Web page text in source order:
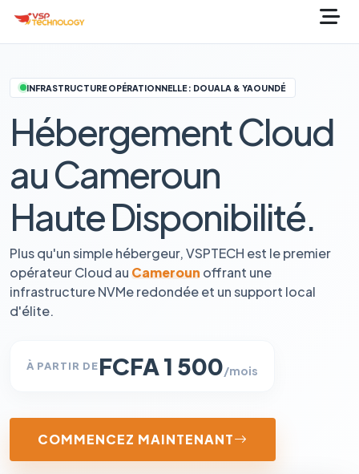
INFRASTRUCTURE OPÉRATIONNELLE : DOUALA & YAOUNDÉ
Hébergement Cloud
au Cameroun
Haute Disponibilité.
Plus qu'un simple hébergeur, VSPTECH est le premier
opérateur Cloud au Cameroun offrant une
infrastructure NVMe redondée et un support local
d'élite.
À PARTIR DEFCFA 1 500/mois
COMMENCEZ MAINTENANT